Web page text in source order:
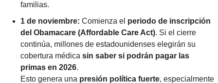
familias.
1 de noviembre: Comienza el periodo de inscripción
del Obamacare (Affordable Care Act). Si el cierre
continúa, millones de estadounidenses elegirán su
cobertura médica sin saber si podrán pagar las
primas en 2026.
Esto genera una presión política fuerte, especialmente